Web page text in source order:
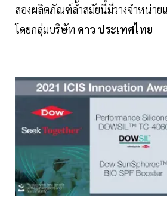
สองผลิตภัณฑ์ล้ำสมัยนี้มีวางจำหน่าย
โดยกลุ่มบริษัท ดาว ประเทศไทย